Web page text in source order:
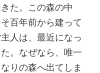
た。この森の中
百年前から建って
人は、最近になっ
。なぜなら、唯一
りの森へ出てしま